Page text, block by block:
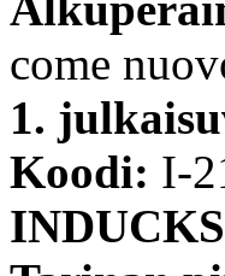
come
1.
Koodi: I-